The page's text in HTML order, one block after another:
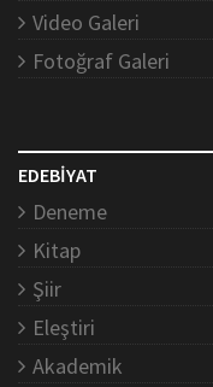
Video Galeri
Fotoğraf Galeri
EDEBİYAT
Deneme
Kitap
Şiir
Eleştiri
Akademik